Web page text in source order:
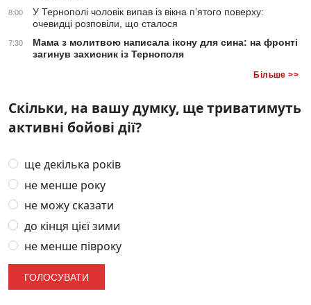
8:00
У Тернополі чоловік випав із вікна п’ятого поверху:
очевидці розповіли, що сталося
7:30
Мама з молитвою написала ікону для сина: на фронті
загинув захисник із Тернополя
Більше >>
Скільки, на вашу думку, ще триватимуть
активні бойові дії?
ще декілька років
не менше року
не можу сказати
до кінця цієї зими
не менше півроку